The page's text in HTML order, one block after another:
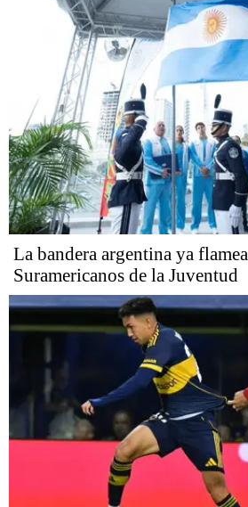
La bandera argentina ya
Suramericanos de la Juventud